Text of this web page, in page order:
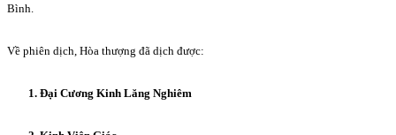
Bình.
Về phiên dịch, Hòa thượng đã dịch được:
1. Đại Cương Kinh Lăng Nghiêm